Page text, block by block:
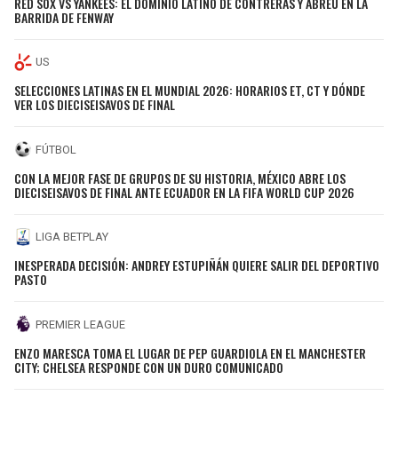
BARRIDA DE FENWAY
US
SELECCIONES LATINAS EN EL MUNDIAL 2026: HORARIOS ET, CT Y DÓNDE
VER LOS DIECISEISAVOS DE FINAL
FÚTBOL
CON LA MEJOR FASE DE GRUPOS DE SU HISTORIA, MÉXICO ABRE LOS
DIECISEISAVOS DE FINAL ANTE ECUADOR EN LA FIFA WORLD CUP 2026
LIGA BETPLAY
INESPERADA DECISIÓN: ANDREY ESTUPIÑÁN QUIERE SALIR DEL DEPORTIVO
PASTO
PREMIER LEAGUE
ENZO MARESCA TOMA EL LUGAR DE PEP GUARDIOLA EN EL MANCHESTER
CITY; CHELSEA RESPONDE CON UN DURO COMUNICADO